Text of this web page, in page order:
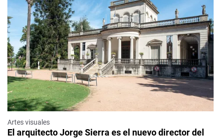
Artes visuales
El arquitecto Jorge Sierra es el nuevo director del